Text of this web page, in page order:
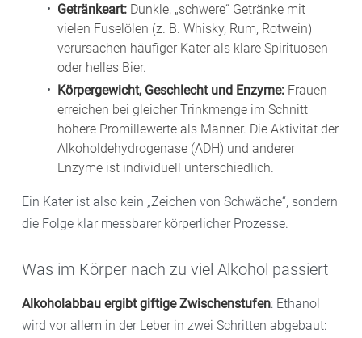
Getränkeart: Dunkle, „schwere“ Getränke mit
vielen Fuselölen (z. B. Whisky, Rum, Rotwein)
verursachen häufiger Kater als klare Spirituosen
oder helles Bier.
Körpergewicht, Geschlecht und Enzyme: Frauen
erreichen bei gleicher Trinkmenge im Schnitt
höhere Promillewerte als Männer. Die Aktivität der
Alkoholdehydrogenase (ADH) und anderer
Enzyme ist individuell unterschiedlich.
Ein Kater ist also kein „Zeichen von Schwäche“, sondern
die Folge klar messbarer körperlicher Prozesse.
Was im Körper nach zu viel Alkohol passiert
Alkoholabbau ergibt giftige Zwischenstufen: Ethanol
wird vor allem in der Leber in zwei Schritten abgebaut: